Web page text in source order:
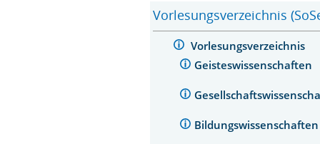
Vorlesungsverzeichnis
Vorlesungsverzeichnis
Geisteswissenschaften